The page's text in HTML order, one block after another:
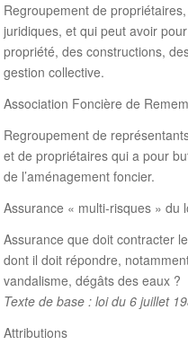
Regroupement de
juridiques, et qui peut avoir
propriété, des constructions,
gestion collective.
Association Foncière de
Regroupement de
et de propriétaires qui a pour
de l’aménagement foncier.
Assurance « multi-risques » du
Assurance que doit contracter
dont il doit répondre,
vandalisme, dégâts des eaux ?
Texte de base : loi du 6 juillet
Attributions